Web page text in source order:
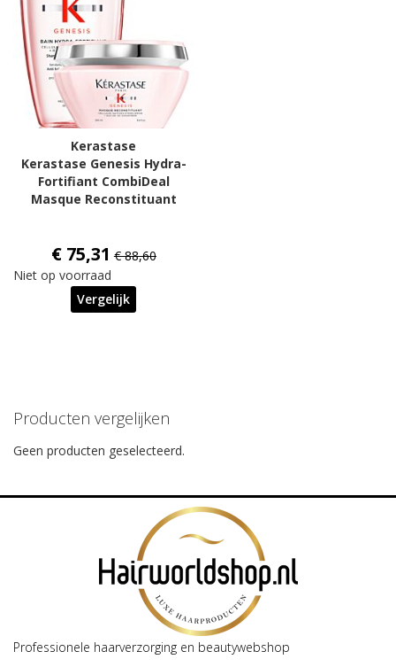
Kerastase
Kerastase Genesis Hydra-
Fortifiant CombiDeal
Masque Reconstituant
€ 75,31 € 88,60
Niet op voorraad
Vergelijk
Producten vergelijken
Geen producten geselecteerd.
Professionele haarverzorging en beautywebshop